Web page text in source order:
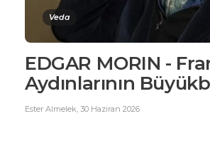
Veda
EDGAR MORIN -
Aydınlarının
Ester Almelek, 30 Haziran 2026